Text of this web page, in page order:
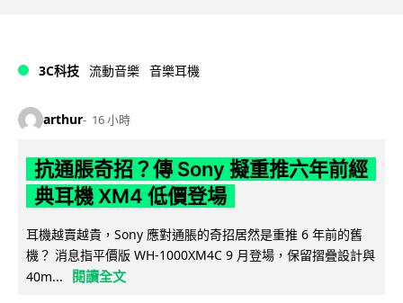
3C科技 流動音樂 音樂耳機
arthur 16 小時
抗通脹奇招？傳 Sony 擬重推六年前經
典耳機 XM4 低價登場
耳機越賣越貴，Sony 應對通脹的奇招居然是重推 6 年前的舊
機？ 消息指平價版 WH-1000XM4C 9 月登場，保留摺疊設計與
40m...
閱讀全文